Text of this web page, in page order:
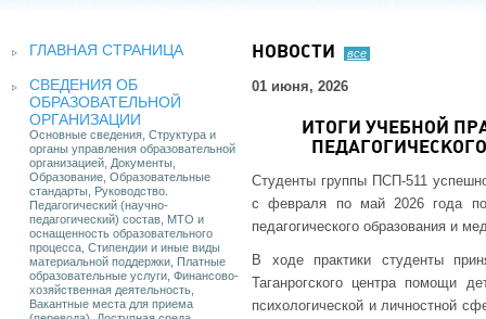
ГЛАВНАЯ СТРАНИЦА
СВЕДЕНИЯ ОБ
ОБРАЗОВАТЕЛЬНОЙ
ОРГАНИЗАЦИИ
Основные сведения, Структура и
органы управления образовательной
организацией, Документы,
Образование, Образовательные
стандарты, Руководство.
Педагогический (научно-
педагогический) состав, МТО и
оснащенность образовательного
процесса, Стипендии и иные виды
материальной поддержки, Платные
образовательные услуги, Финансово-
хозяйственная деятельность,
Вакантные места для приема
НОВОСТИ все
01 июня, 2026
ИТОГИ УЧЕБНОЙ
Студенты группы ПСП-511
с февраля по май 2026 года
педагогического образования и
В ходе практики студенты
Таганрогского центра помощи
психологической и личностной